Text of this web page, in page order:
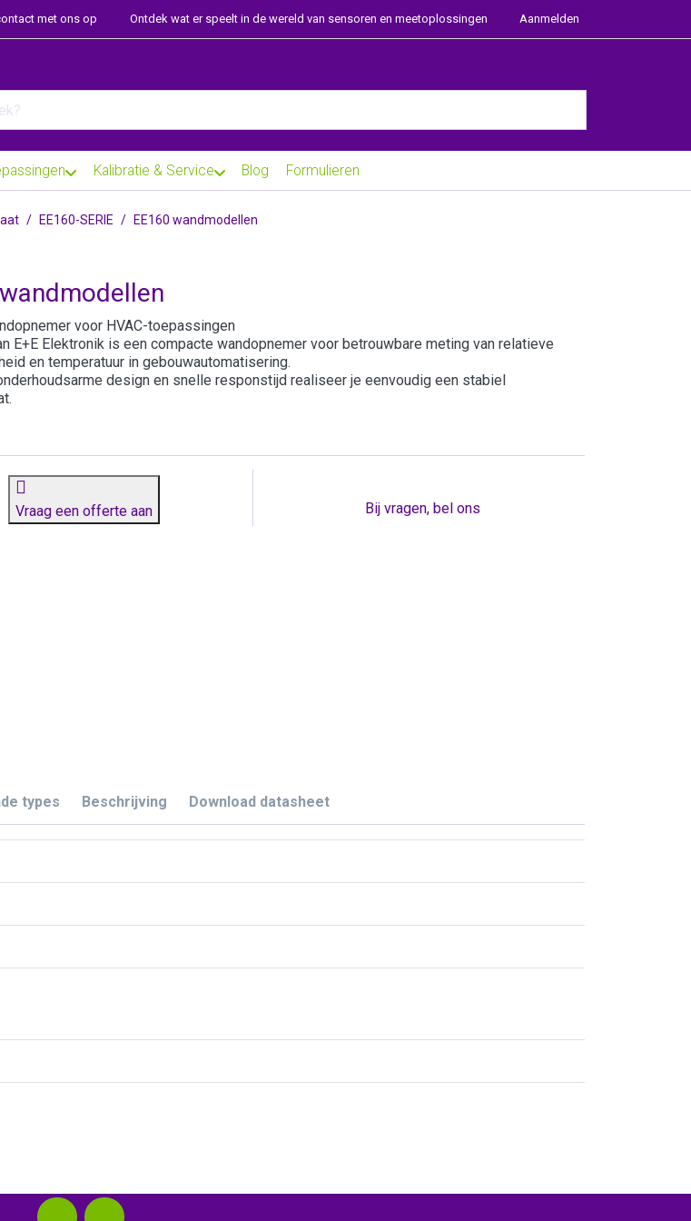
met ons op Ontdek wat er speelt in de wereld van sensoren en meetoplossingen Aanmelden
Kalibratie & Service Blog Formulieren
EE160-SERIE EE160 wandmodellen
voor HVAC-toepassingen
E+E Elektronik is een compacte wandopnemer voor betrouwbare meting van relatieve
en temperatuur in gebouwautomatisering.
design en snelle responstijd realiseer je eenvoudig een stabiel
Vraag een offerte aan Bij vragen, bel ons
types Beschrijving Download datasheet